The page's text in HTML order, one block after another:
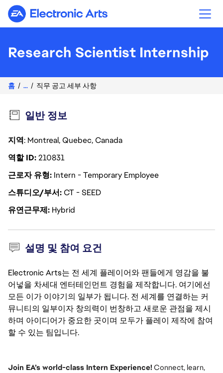
Electronic Arts
Research Scientist Internship
홈 ... 직무 공고 세부 사항
일반 정보
지역: Montreal, Quebec, Canada
역할 ID210831
근로자 유형 Intern - Temporary Employee
스튜디오/부서CT - SEED
유연근무제 Hybrid
설명 및 참여 요건
Electronic Arts는 전 세계 플레이어와 팬들에게 영감을 불
어넣을 차세대 엔터테인먼트 경험을 제작합니다. 여기에선
모든 이가 이야기의 일부가 됩니다. 전 세계를 연결하는 커
뮤니티의 일부이자 창의력이 번창하고 새로운 관점을 제시
하며 아이디어가 중요한 곳이며 모두가 플레이 제작에 참여
할 수 있는 팀입니다.
Join EA’s world-class Intern Experience! Connect, learn,